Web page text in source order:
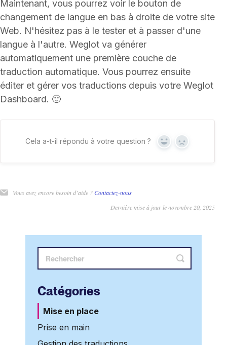
Maintenant, vous pourrez voir le bouton de
changement de langue en bas à droite de votre site
Web. N'hésitez pas à le tester et à passer d'une
langue à l'autre. Weglot va générer
automatiquement une première couche de
traduction automatique. Vous pourrez ensuite
éditer et gérer vos traductions depuis votre Weglot
Dashboard. 🙂
Cela a-t-il répondu à votre question ? Oui Non
Vous avez encore besoin d’aide ?Contactez-nous
Dernière mise à jour le novembre 20, 2025
Catégories
Mise en place
Prise en main